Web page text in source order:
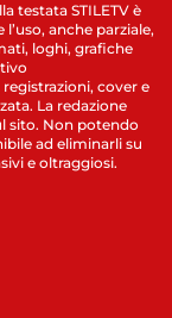
testata STILETV è
anche parziale,
loghi, grafiche
cover e
La redazione
sito. Non potendo
ad eliminarli su
e oltraggiosi.